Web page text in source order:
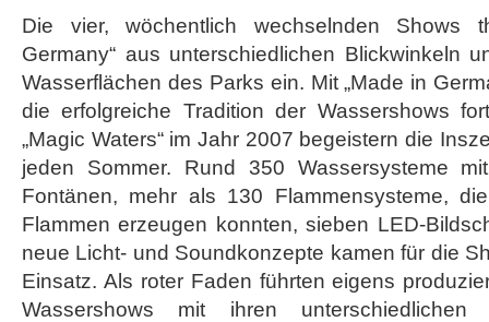
Die vier, wöchentlich wechselnden Shows
Germany“ aus unterschiedlichen Blickwinkeln
Wasserflächen des Parks ein. Mit „Made in
die erfolgreiche Tradition der Wassershows
„Magic Waters“ im Jahr 2007 begeistern die
jeden Sommer. Rund 350 Wassersysteme
Fontänen, mehr als 130 Flammensysteme,
Flammen erzeugen konnten, sieben LED-
neue Licht- und Soundkonzepte kamen für die
Einsatz. Als roter Faden führten eigens
Wassershows mit ihren unterschiedlichen